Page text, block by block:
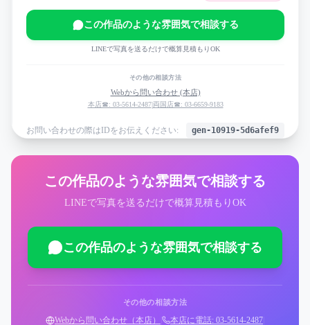
この作品のような雰囲気で相談する
LINEで写真を送るだけで概算見積もりOK
その他の相談方法
Webから問い合わせ (本店)
本店☎: 03-5614-2487|両国店☎: 03-6659-9183
お問い合わせの際はIDをお伝えください: gen-10919-5d6afef9
この作品のような雰囲気で相談する
LINEで写真を送るだけで概算見積もりOK
この作品のような雰囲気で相談する
その他の相談方法
Webから問い合わせ（本店） 本店に電話: 03-5614-2487